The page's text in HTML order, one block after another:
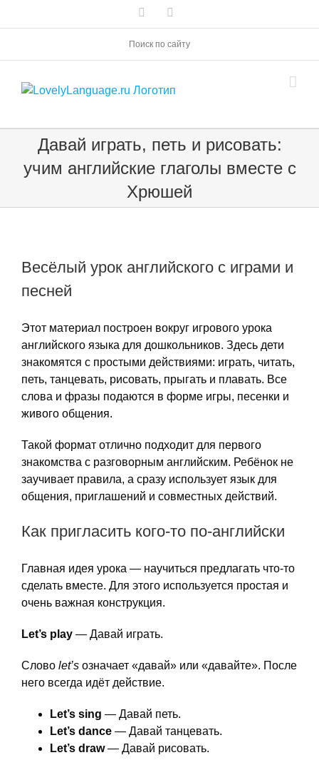
Поиск по сайту
Давай играть, петь и рисовать:
учим английские глаголы вместе с
Хрюшей
Весёлый урок английского с играми и
песней
Этот материал построен вокруг игрового урока
английского языка для дошкольников. Здесь дети
знакомятся с простыми действиями: играть, читать,
петь, танцевать, рисовать, прыгать и плавать. Все
слова и фразы подаются в форме игры, песенки и
живого общения.
Такой формат отлично подходит для первого
знакомства с разговорным английским. Ребёнок не
заучивает правила, а сразу использует язык для
общения, приглашений и совместных действий.
Как пригласить кого-то по-английски
Главная идея урока — научиться предлагать что-то
сделать вместе. Для этого используется простая и
очень важная конструкция.
Let’s play — Давай играть.
Слово let’s означает «давай» или «давайте». После
него всегда идёт действие.
Let’s sing — Давай петь.
Let’s dance — Давай танцевать.
Let’s draw— Давай рисовать.